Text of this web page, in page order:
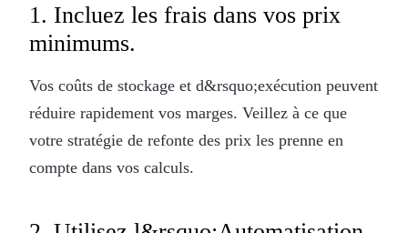
1. Incluez les frais dans vos prix
minimums.
Vos coûts de stockage et d&rsquo;exécution peuvent
réduire rapidement vos marges. Veillez à ce que
votre stratégie de refonte des prix les prenne en
compte dans vos calculs.